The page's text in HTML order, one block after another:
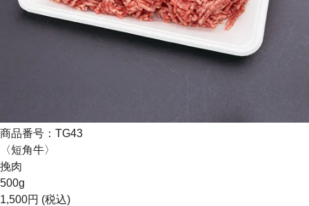
商品番号：TG43
〈短角牛〉
挽肉
500g
1,500円 (税込)